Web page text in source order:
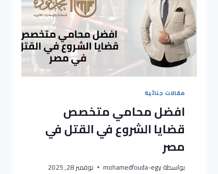
مقالات جنائية
افضل محامي متخصص
قضايا الشروع في القتل في
مصر
بواسطةmohamedfouda-egy نوفمبر 28, 2025